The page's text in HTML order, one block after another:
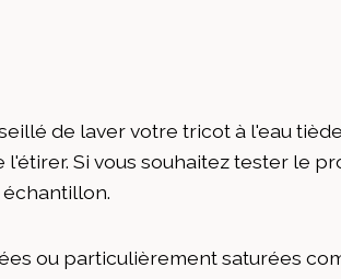
de laver votre tricot à l'eau
Si vous souhaitez tester le
ou particulièrement saturées